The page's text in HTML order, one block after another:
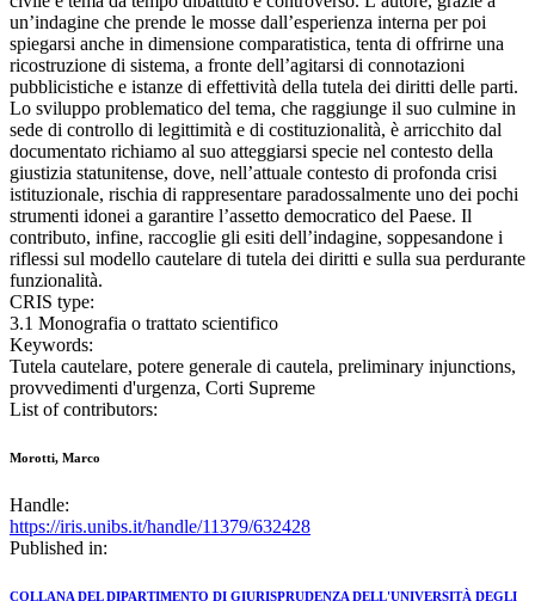
un’indagine che prende le mosse dall’esperienza interna per poi
spiegarsi anche in dimensione comparatistica, tenta di offrirne una
ricostruzione di sistema, a fronte dell’agitarsi di connotazioni
pubblicistiche e istanze di effettività della tutela dei diritti delle parti.
Lo sviluppo problematico del tema, che raggiunge il suo culmine in
sede di controllo di legittimità e di costituzionalità, è arricchito dal
documentato richiamo al suo atteggiarsi specie nel contesto della
giustizia statunitense, dove, nell’attuale contesto di profonda crisi
istituzionale, rischia di rappresentare paradossalmente uno dei pochi
strumenti idonei a garantire l’assetto democratico del Paese. Il
contributo, infine, raccoglie gli esiti dell’indagine, soppesandone i
riflessi sul modello cautelare di tutela dei diritti e sulla sua perdurante
funzionalità.
CRIS type:
3.1 Monografia o trattato scientifico
Keywords:
Tutela cautelare, potere generale di cautela, preliminary injunctions,
provvedimenti d'urgenza, Corti Supreme
List of contributors:
Morotti, Marco
Handle:
https://iris.unibs.it/handle/11379/632428
Published in:
COLLANA DEL DIPARTIMENTO DI GIURISPRUDENZA DELL'UNIVERSITÀ DEGLI